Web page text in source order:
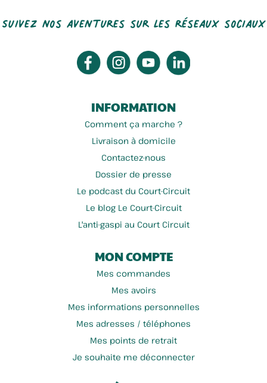
Suivez nos aventures sur les réseaux sociaux
INFORMATION
Comment ça marche ?
Livraison à domicile
Contactez-nous
Dossier de presse
Le podcast du Court-Circuit
Le blog Le Court-Circuit
L'anti-gaspi au Court Circuit
MON COMPTE
Mes commandes
Mes avoirs
Mes informations personnelles
Mes adresses / téléphones
Mes points de retrait
Je souhaite me déconnecter